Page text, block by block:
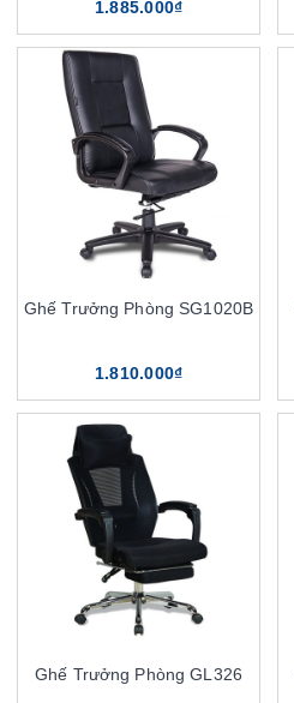
1.885.000₫
Ghế Trưởng Phòng SG1020B
1.810.000₫
Ghế Trưởng Phòng GL326